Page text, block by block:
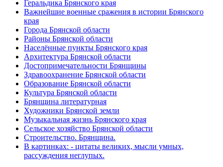
Геральдика Брянского края
Важнейшие военные сражения в истории Брянского
края
Города Брянской области
Районы Брянской области
Населённые пункты Брянского края
Архитектура Брянской области
Достопримечательности Брянщины
Здравоохранение Брянской области
Образование Брянской области
Культура Брянской области
Брянщина литературная
Художники Брянской земли
Музыкальная жизнь Брянского края
Сельское хозяйство Брянской области
Строительство. Брянщина.
В картинках: - цитаты великих, мысли умных,
рассуждения неглупых.